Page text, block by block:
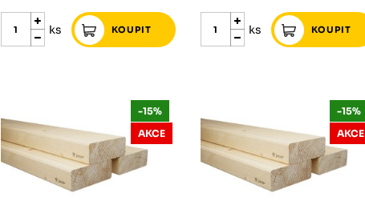
ks ks
-15%
AKCE
-15%
AKCE